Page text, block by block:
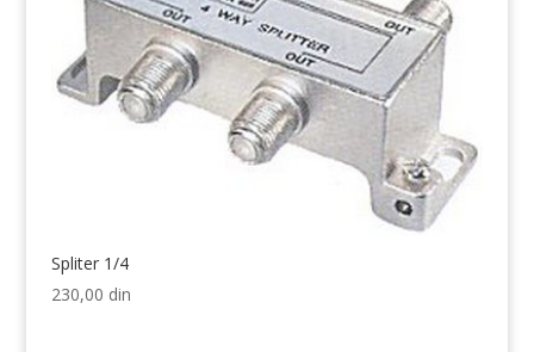
Spliter 1/4
230,00 din